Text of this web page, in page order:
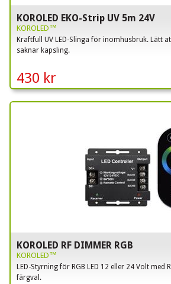
KOROLED EKO-Strip UV 5m 24V
430 kr
KOROLED™
Kraftfull UV LED-Slinga för inomhusbruk. Lätt
saknar kapsling.
KOROLED RF DIMMER RGB
KOROLED™
LED-Styrning för RGB LED 12 eller 24 Volt
färgval.